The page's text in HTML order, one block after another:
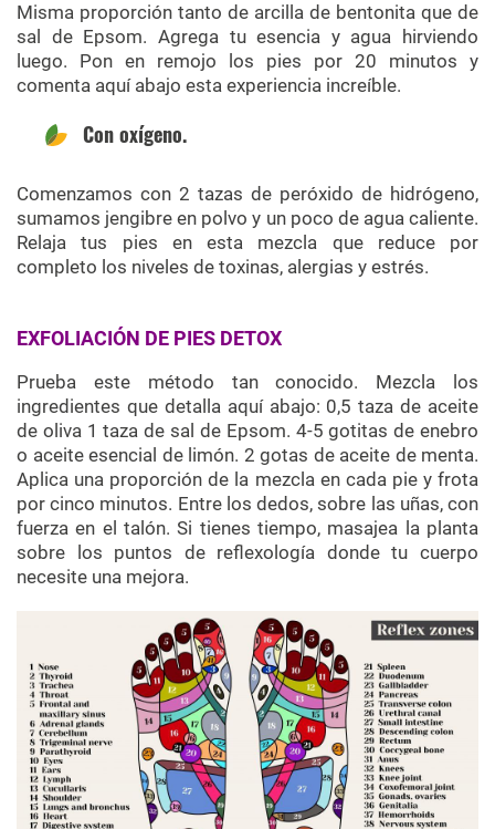
Misma proporción tanto de arcilla de bentonita que de
sal de Epsom. Agrega tu esencia y agua hirviendo
luego. Pon en remojo los pies por 20 minutos y
comenta aquí abajo esta experiencia increíble.
Con oxígeno.
Comenzamos con 2 tazas de peróxido de hidrógeno,
sumamos jengibre en polvo y un poco de agua caliente.
Relaja tus pies en esta mezcla que reduce por
completo los niveles de toxinas, alergias y estrés.
EXFOLIACIÓN DE PIES DETOX
Prueba este método tan conocido. Mezcla los
ingredientes que detalla aquí abajo: 0,5 taza de aceite
de oliva 1 taza de sal de Epsom. 4-5 gotitas de enebro
o aceite esencial de limón. 2 gotas de aceite de menta.
Aplica una proporción de la mezcla en cada pie y frota
por cinco minutos. Entre los dedos, sobre las uñas, con
fuerza en el talón. Si tienes tiempo, masajea la planta
sobre los puntos de reflexología donde tu cuerpo
necesite una mejora.